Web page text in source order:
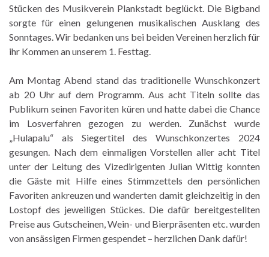
Stücken des Musikverein Plankstadt beglückt. Die Bigband
sorgte für einen gelungenen musikalischen Ausklang des
Sonntages. Wir bedanken uns bei beiden Vereinen herzlich für
ihr Kommen an unserem 1. Festtag.
Am Montag Abend stand das traditionelle Wunschkonzert
ab 20 Uhr auf dem Programm. Aus acht Titeln sollte das
Publikum seinen Favoriten küren und hatte dabei die Chance
im Losverfahren gezogen zu werden. Zunächst wurde
„Hulapalu“ als Siegertitel des Wunschkonzertes 2024
gesungen. Nach dem einmaligen Vorstellen aller acht Titel
unter der Leitung des Vizedirigenten Julian Wittig konnten
die Gäste mit Hilfe eines Stimmzettels den persönlichen
Favoriten ankreuzen und wanderten damit gleichzeitig in den
Lostopf des jeweiligen Stückes. Die dafür bereitgestellten
Preise aus Gutscheinen, Wein- und Bierpräsenten etc. wurden
von ansässigen Firmen gespendet – herzlichen Dank dafür!